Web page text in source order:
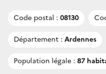
Code postal : 08130
Département : Ardennes
Population légale : 87